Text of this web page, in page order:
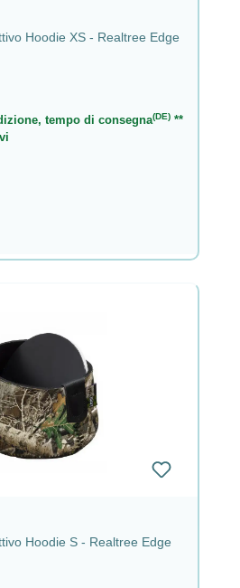
Hoodie XS - Realtree Edge
tempo di consegna(DE) **
Hoodie S - Realtree Edge